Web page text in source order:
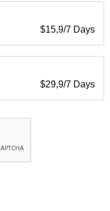
$15,9/7 Days
$29,9/7 Days